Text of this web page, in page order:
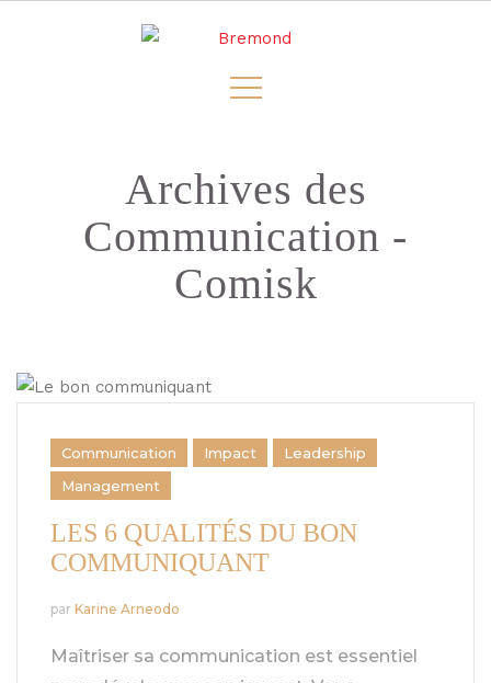
Archives des
Communication -
Comisk
Communication Impact
Leadership
Management
LES 6 QUALITÉS DU BON
COMMUNIQUANT
par Karine Arneodo
Maîtriser sa communication est essentiel